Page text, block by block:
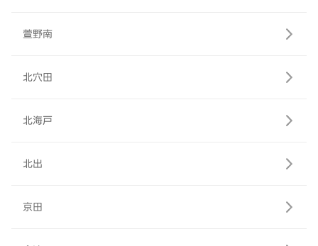
萱野南
北穴田
北海戸
北出
京田